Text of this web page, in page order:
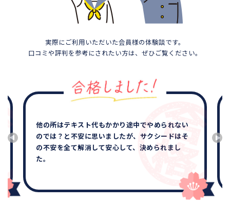
実際にご利用いただいた会員様の体験談です。
口コミや評判を参考にされたい方は、ぜひご覧ください。
他の所はテキスト代もかかり途中でやめられない
のでは？と不安に思いましたが、サクシードはそ
の不安を全て解消して安心して、決められまし
た。